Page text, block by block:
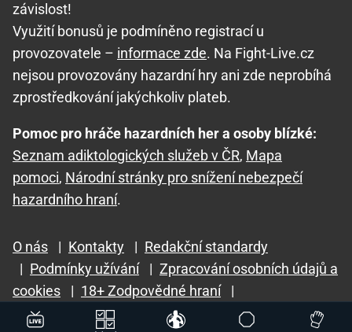
závislost!
Využití bonusů je podmíněno registrací u
provozovatele – informace zde. Na Fight-Live.cz
nejsou provozovány hazardní hry ani zde neprobíhá
zprostředkování jakýchkoliv plateb.
Pomoc pro hráče hazardních her a osoby blízké:
Seznam adiktologických služeb v ČR, Mapa
pomoci, Národní stránky pro snížení nebezpečí
hazardního hraní.
O nás | Kontakty | Redakční standardy
| Podmínky užívání | Zpracování osobních údajů a
cookies
| 18+ Zodpovědné hraní
|
GTO Solutions, s.r.o.